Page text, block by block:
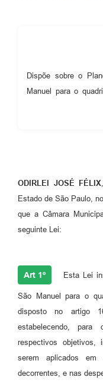
Dispõe sobre o
Manuel para o
ODIRLEI JOSÉ FÉLIX
Estado de São Paulo,
que a Câmara
seguinte Lei:
Art 1º Esta Lei
São Manuel para o
disposto no artigo
estabelecendo,
respectivos objetivos,
serem aplicados
decorrentes, e nas